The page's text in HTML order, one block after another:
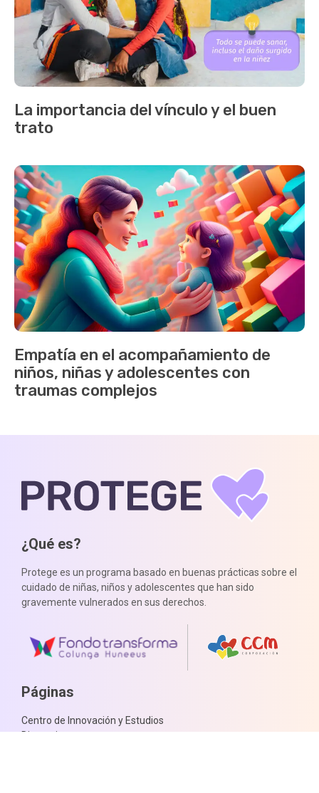
La importancia del vínculo y el buen
trato
Empatía en el acompañamiento de
niños, niñas y adolescentes con
traumas complejos
¿Qué es?
Protege es un programa basado en buenas prácticas sobre el
cuidado de niñas, niños y adolescentes que han sido
gravemente vulnerados en sus derechos.
Páginas
Centro de Innovación y Estudios
Dimensiones